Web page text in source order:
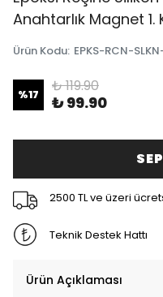
Anahtarlık Magnet 1.
Ürün Kodu: EPKS-RCN-
%17 ₺ 119.90
₺ 99.90
2500 TL ve üzeri
Teknik Destek Hattı
Ürün Açıklaması